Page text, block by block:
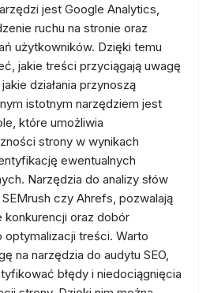
jest Google Analytics,
ruchu na stronie oraz
użytkowników. Dzięki temu
jakie treści przyciągają uwagę
działania przynoszą
istotnym narzędziem jest
które umożliwia
strony w wynikach
ewentualnych
Narzędzia do analizy słów
czy Ahrefs, pozwalają
konkurencji oraz dobór
treści. Warto
na narzędzia do audytu SEO,
błędy i niedociągnięcia